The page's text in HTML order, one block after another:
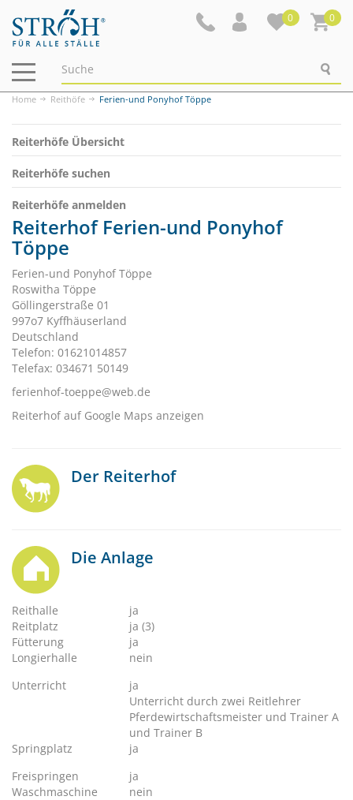
0 0
Navigation
ein-/ausblenden
Home Reithöfe Ferien-und Ponyhof Töppe
Reiterhöfe Übersicht
Reiterhöfe suchen
Reiterhöfe anmelden
Reiterhof Ferien-und Ponyhof
Töppe
Ferien-und Ponyhof Töppe
Roswitha Töppe
Göllingerstraße 01
997o7 Kyffhäuserland
Deutschland
Telefon: 01621014857
Telefax: 034671 50149
ferienhof-toeppe@web.de
Reiterhof auf Google Maps anzeigen
Der Reiterhof
Die Anlage
Reithalle
ja
Reitplatz
ja (3)
Fütterung
ja
Longierhalle
nein
Unterricht
ja
Unterricht durch zwei Reitlehrer
Pferdewirtschaftsmeister und Trainer A
und Trainer B
Springplatz
ja
Freispringen
ja
Waschmaschine
nein